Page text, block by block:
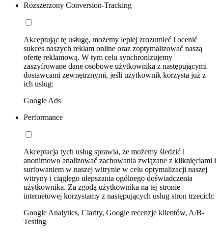
Rozszerzony Conversion-Tracking
Akceptując tę usługę, możemy lepiej zrozumieć i ocenić
sukces naszych reklam online oraz zoptymalizować naszą
ofertę reklamową. W tym celu synchronizujemy
zaszyfrowane dane osobowe użytkownika z następującymi
dostawcami zewnętrznymi, jeśli użytkownik korzysta już z
ich usług:
Google Ads
Performance
Akceptacja tych usług sprawia, że możemy śledzić i
anonimowo analizować zachowania związane z kliknięciami i
surfowaniem w naszej witrynie w celu optymalizacji naszej
witryny i ciągłego ulepszania ogólnego doświadczenia
użytkownika. Za zgodą użytkownika na tej stronie
internetowej korzystamy z następujących usług stron trzecich:
Google Analytics, Clarity, Google recenzje klientów, A/B-
Testing